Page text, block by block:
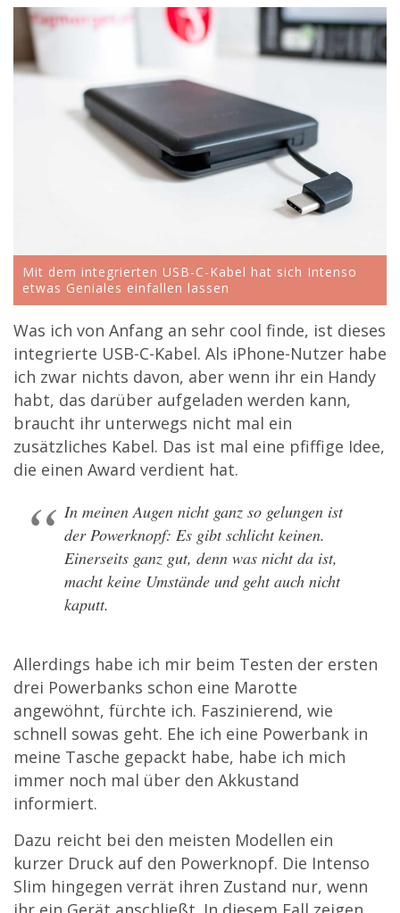
Mit dem integrierten USB-C-Kabel hat sich Intenso
etwas Geniales einfallen lassen
Was ich von Anfang an sehr cool finde, ist dieses
integrierte USB-C-Kabel. Als iPhone-Nutzer habe
ich zwar nichts davon, aber wenn ihr ein Handy
habt, das darüber aufgeladen werden kann,
braucht ihr unterwegs nicht mal ein
zusätzliches Kabel. Das ist mal eine pfiffige Idee,
die einen Award verdient hat.
In meinen Augen nicht ganz so gelungen ist
der Powerknopf: Es gibt schlicht keinen.
Einerseits ganz gut, denn was nicht da ist,
macht keine Umstände und geht auch nicht
kaputt.
Allerdings habe ich mir beim Testen der ersten
drei Powerbanks schon eine Marotte
angewöhnt, fürchte ich. Faszinierend, wie
schnell sowas geht. Ehe ich eine Powerbank in
meine Tasche gepackt habe, habe ich mich
immer noch mal über den Akkustand
informiert.
Dazu reicht bei den meisten Modellen ein
kurzer Druck auf den Powerknopf. Die Intenso
Slim hingegen verrät ihren Zustand nur, wenn